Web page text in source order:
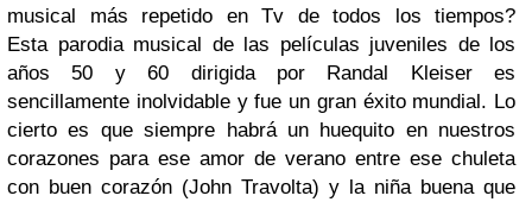
musical más repetido en Tv de todos los tiempos?
Esta parodia musical de las películas juveniles de los
años 50 y 60 dirigida por Randal Kleiseres
sencillamente inolvidable y fue un gran éxito mundial. Lo
cierto es que siempre habrá un huequito en nuestros
corazones para ese amor de verano entre ese chuleta
con buen corazón (John Travolta) y la niña buena que